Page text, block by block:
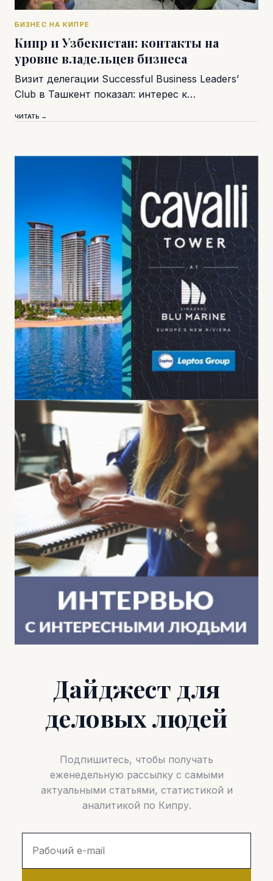
БИЗНЕС НА КИПРЕ
Кипр и Узбекистан: контакты на
уровне владельцев бизнеса
Визит делегации Successful Business Leaders’
Club в Ташкент показал: интерес к…
ЧИТАТЬ →
Дайджест для
деловых людей
Подпишитесь, чтобы получать
еженедельную рассылку с самыми
актуальными статьями, статистикой и
аналитикой по Кипру.